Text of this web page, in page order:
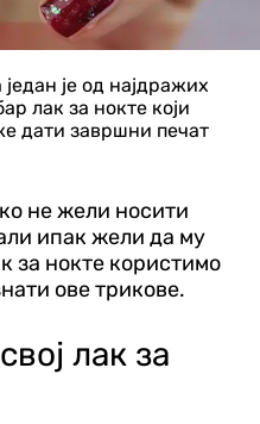
је од најдражих
лак за нокте који
дати завршни печат
не жели носити
ипак жели да му
за нокте користимо
ове трикове.
лак за